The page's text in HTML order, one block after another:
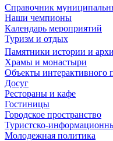
Справочник
Наши чемпионы
Календарь мероприятий
Туризм и отдых
Памятники истории и
Храмы и монастыри
Объекты интерактивного
Досуг
Рестораны и кафе
Гостиницы
Городское пространство
Туристско-
Молодежная политика